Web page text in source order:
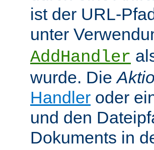
ist der URL-
unter
AddHandler
wurde. Die
Handler oder
und den
Dokuments in